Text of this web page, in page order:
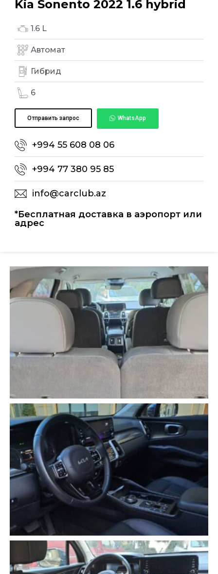
Kia Sonento 2022 1.6 hybrid
1.6 L
Автомат
Гибрид
6
Отправить запрос WhatsApp
+994 55 608 08 06
+994 77 380 95 85
info@carclub.az
*Бесплатная доставка в аэропорт или
адрес